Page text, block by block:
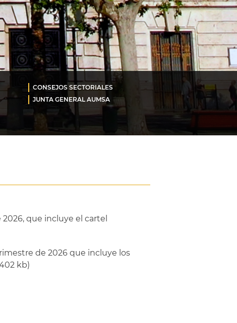
CONSEJOS SECTORIALES
JUNTA GENERAL AUMSA
que incluye el cartel
de 2026 que incluye los
kb)